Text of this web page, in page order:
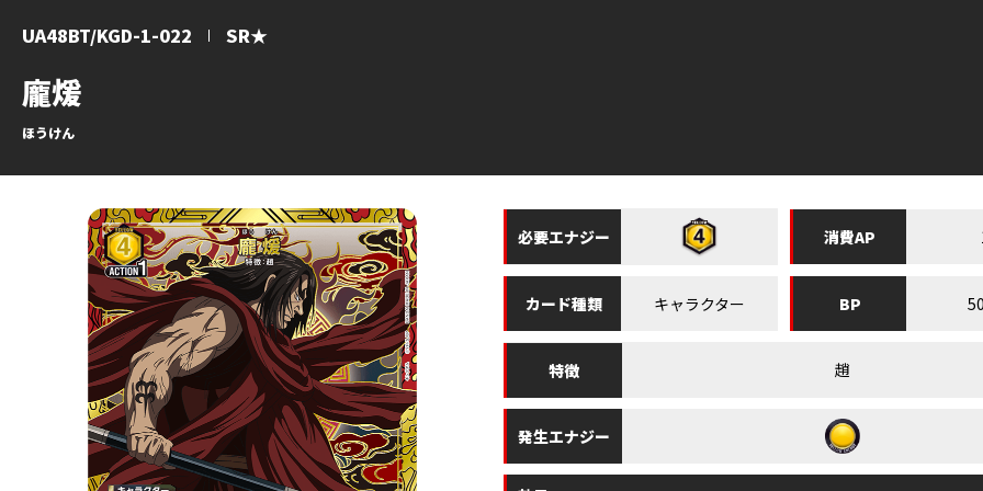
龐煖
ほうけん
UA48BT/KGD-1-022 SR★
必要エナジー 消費AP
カード種類 キャラクター BP
特徴 趙
発生エナジー